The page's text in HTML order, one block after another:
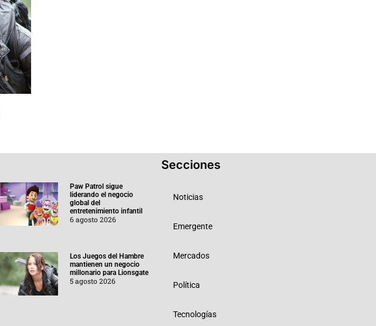
Paw Patrol sigue
liderando el negocio
global del
entretenimiento infantil
6 agosto 2026
Los Juegos del Hambre
mantienen un negocio
millonario para Lionsgate
5 agosto 2026
Secciones
Noticias
Emergente
Mercados
Política
Tecnologías